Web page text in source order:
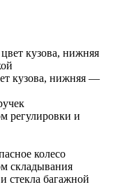
кузова, нижняя
кузова, нижняя —
регулировки и
колесо
складывания
стекла багажной